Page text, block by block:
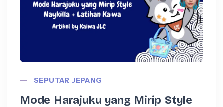
SEPUTAR JEPANG
Mode Harajuku yang Mirip Style